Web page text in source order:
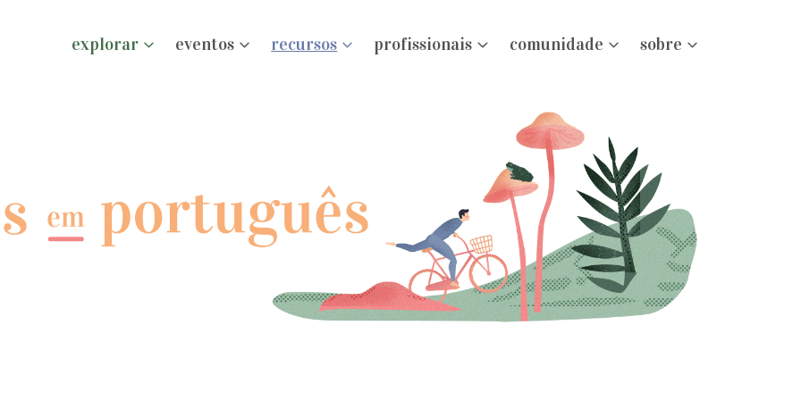
explorar eventos recursos profissionais comunidade sobre